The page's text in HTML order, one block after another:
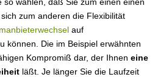
zum anderen die Flexibilität
auf
können. Die im Beispiel erwähnten
Kompromiß dar, der Ihnen eine
läßt. Je länger Sie die Laufzeit